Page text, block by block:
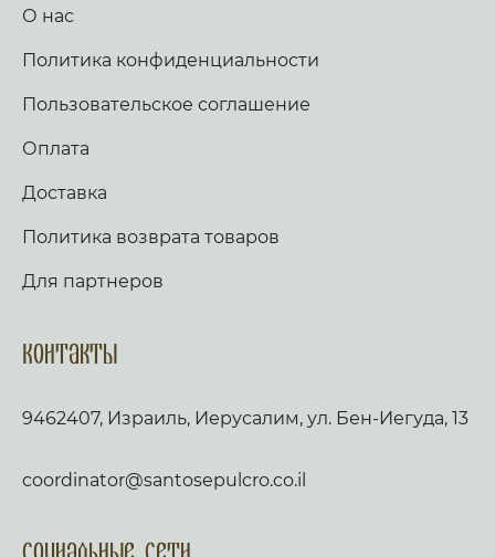
О нас
Политика конфиденциальности
Пользовательское соглашение
Оплата
Доставка
Политика возврата товаров
Для партнеров
Контакты
9462407, Израиль, Иерусалим, ул. Бен-Иегуда, 13
coordinator@santosepulcro.co.il